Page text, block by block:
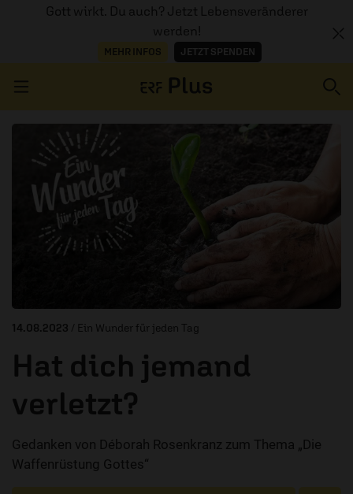
Gott wirkt. Du auch? Jetzt Lebensveränderer
werden!
MEHR INFOS JETZT SPENDEN
ERZÄHL MAL
AUDIOTHEK
PROGRAMM
14.08.2023 / Ein Wunder für jeden Tag
Hat dich jemand
verletzt?
Gedanken von Déborah Rosenkranz zum Thema „Die
Waffenrüstung Gottes“